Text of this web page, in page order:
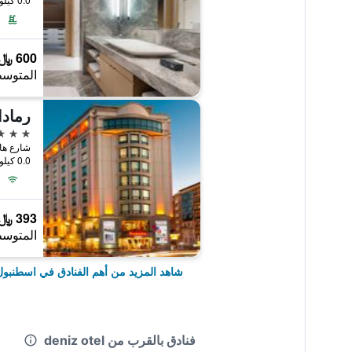
600 ﷼
5 نجوم
شارع
0.0 كيلومتر عن وسط المدينة
393 ﷼
شاهد المزيد من أهم الفنادق في
فنادق بالقرب من deniz otel